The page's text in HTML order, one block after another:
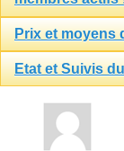
Prix et moyens
Etat et Suivis